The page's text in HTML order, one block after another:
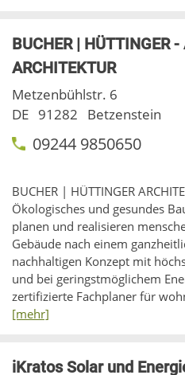
BUCHER | HÜTTINGER
ARCHITEKTUR
Metzenbühlstr. 6
DE 91282 Betzenstein
09244 9850650
BUCHER | HÜTTINGER
Ökologisches und gesundes
planen und realisieren
Gebäude nach einem
nachhaltigen Konzept mit
und bei geringstmöglichem
zertifizierte Fachplaner für
[mehr]
iKratos Solar und